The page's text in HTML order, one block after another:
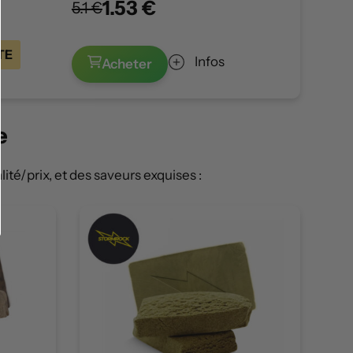
5.1 €1.53 €
Acheter Infos
prix, et des saveurs exquises :